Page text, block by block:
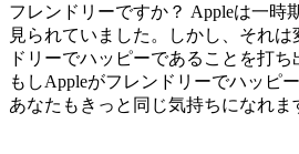
フレンドリーですか？ Appleは一時
見られていました。しかし、それ
ドリーでハッピーであることを打ち
もしAppleがフレンドリーでハッピ
あなたもきっと同じ気持ちになれま